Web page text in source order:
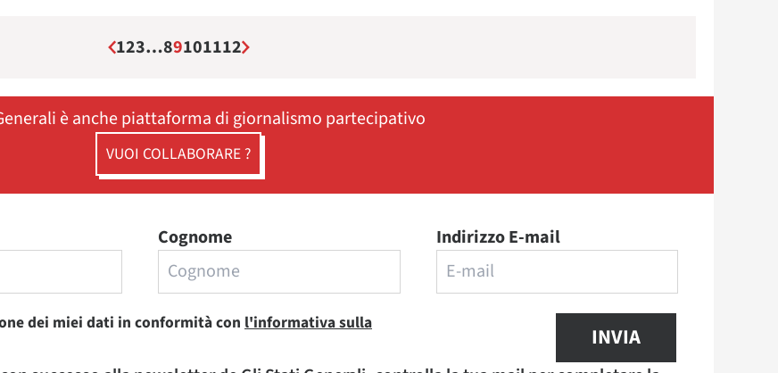
123…89101112
è anche piattaforma di giornalismo partecipativo
VUOI COLLABORARE ?
Cognome Indirizzo E-mail
dei miei dati in conformità conl'informativa sulla
INVIA